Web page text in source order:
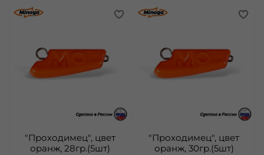
"Проходимец", цвет
оранж, 28гр.(5шт)
"Проходимец", цвет
оранж, 30гр.(5шт)